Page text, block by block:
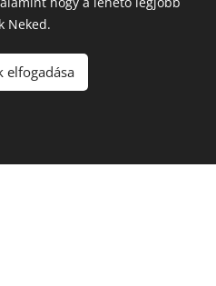
konténerre van
Neked.
elfogadása